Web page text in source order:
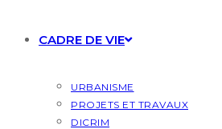
CADRE DE VIE
URBANISME
PROJETS ET TRAVAUX
DICRIM